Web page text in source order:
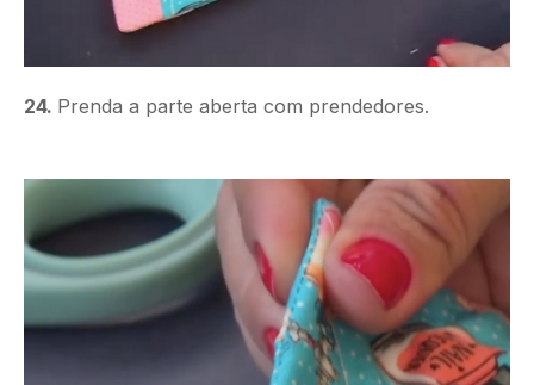
24. Prenda a parte aberta com prendedores.